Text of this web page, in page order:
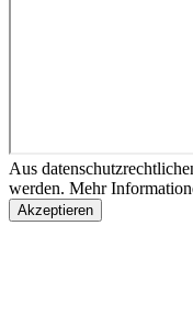
Aus
werden. Mehr
Akzeptieren